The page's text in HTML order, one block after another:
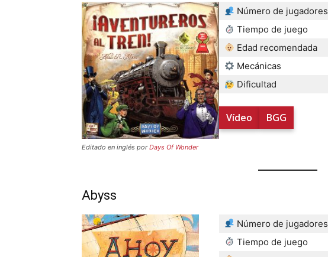
Editado en inglés porDays Of Wonder
Número de jugadores
Tiempo de juego
Edad recomendada
Mecánicas
Dificultad
Vídeo BGG
Abyss
Número de jugadores
Tiempo de juego